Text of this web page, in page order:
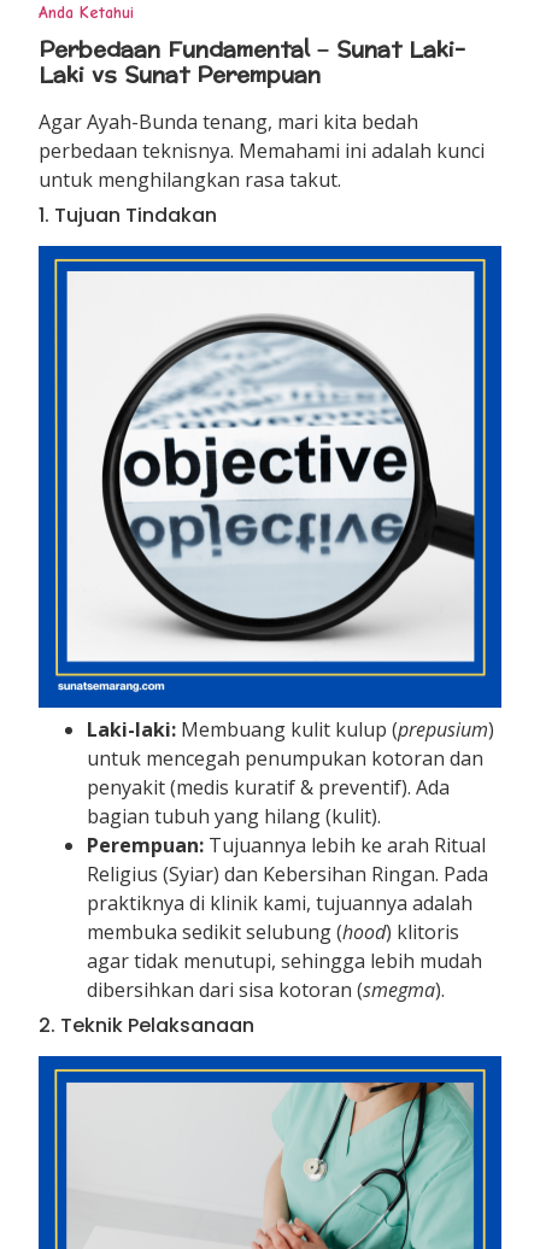
Anda Ketahui
Perbedaan Fundamental – Sunat Laki-
Laki vs Sunat Perempuan
Agar Ayah-Bunda tenang, mari kita bedah
perbedaan teknisnya. Memahami ini adalah kunci
untuk menghilangkan rasa takut.
1. Tujuan Tindakan
Laki-laki: Membuang kulit kulup (prepusium)
untuk mencegah penumpukan kotoran dan
penyakit (medis kuratif & preventif). Ada
bagian tubuh yang hilang (kulit).
Perempuan: Tujuannya lebih ke arah Ritual
Religius (Syiar) dan Kebersihan Ringan. Pada
praktiknya di klinik kami, tujuannya adalah
membuka sedikit selubung (hood) klitoris
agar tidak menutupi, sehingga lebih mudah
dibersihkan dari sisa kotoran (smegma).
2. Teknik Pelaksanaan